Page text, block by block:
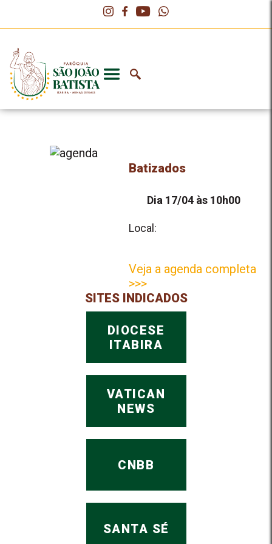
Batizados
Dia 17/04 às 10h00
Local:
Veja a agenda completa
>>>
SITES INDICADOS
DIOCESE
ITABIRA
VATICAN
NEWS
CNBB
SANTA SÉ